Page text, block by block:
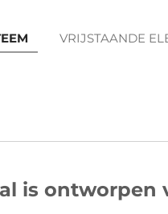
VRIJSTAANDE
is